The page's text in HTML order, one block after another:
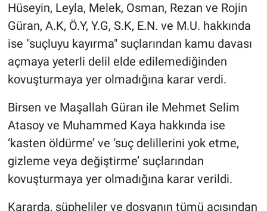
Hüseyin, Leyla, Melek, Osman, Rezan ve Rojin
Güran, A.K, Ö.Y, Y.G, S.K, E.N. ve M.U. hakkında
ise "suçluyu kayırma" suçlarından kamu davası
açmaya yeterli delil elde edilemediğinden
kovuşturmaya yer olmadığına karar verdi.
Birsen ve Maşallah Güran ile Mehmet Selim
Atasoy ve Muhammed Kaya hakkında ise
‘kasten öldürme’ ve ‘suç delillerini yok etme,
gizleme veya değiştirme’ suçlarından
kovuşturmaya yer olmadığına karar verildi.
Kararda, şüpheliler ve dosyanın tümü açısından